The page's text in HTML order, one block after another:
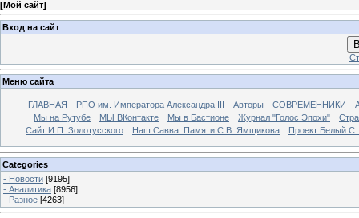
[Мой сайт]
Вход на сайт
Меню сайта
ГЛАВНАЯ РПО им. Императора Александра III Авторы СОВРЕМЕННИКИ
Мы на Рутубе
МЫ ВКонтакте Мы в Бастионе Журнал "Голос Эпохи"
Сайт И.П. Золотусского
Наш Савва. Памяти С.В. Ямщикова Проект Белый
Categories
- Новости [9195]
- Аналитика [8956]
- Разное [4263]